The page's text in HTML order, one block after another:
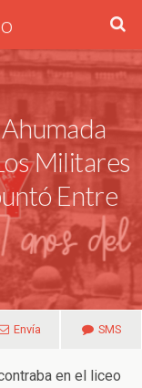
Militares
Entre
Envía SMS
en el liceo